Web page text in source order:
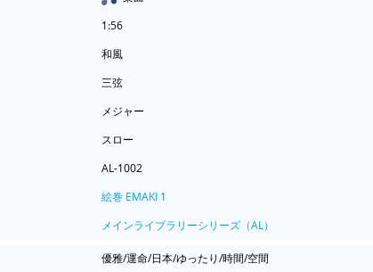
1:56
和風
三弦
メジャー
スロー
AL-1002
絵巻 EMAKI 1
メインライブラリーシリーズ（AL）
優雅/運命/日本/ゆったり/時間/空間